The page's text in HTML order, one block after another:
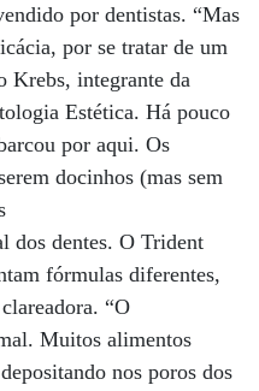
por dentistas. “Mas
por se tratar de um
Krebs, integrante da
Estética. Há pouco
por aqui. Os
docinhos (mas sem
dos dentes. O Trident
fórmulas diferentes,
“O
Muitos alimentos
nos poros dos